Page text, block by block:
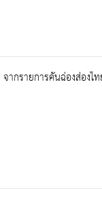
ากรายการคันฉ่องส่อง